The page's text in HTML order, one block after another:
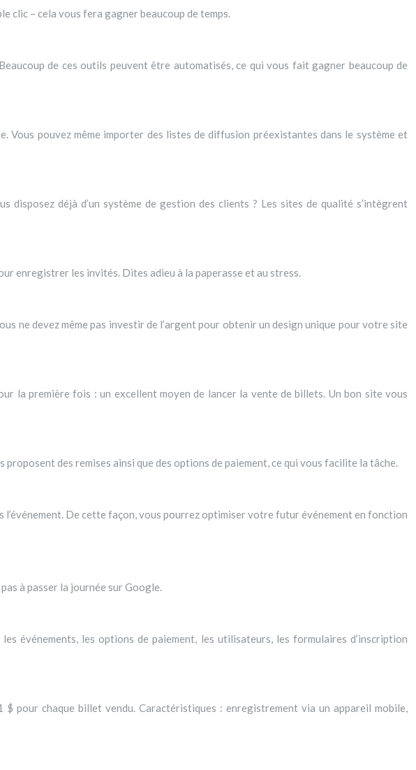
clic – cela vous fera gagner beaucoup de temps.
de ces outils peuvent être automatisés, ce qui vous fait gagner beaucoup de
Vous pouvez même importer des listes de diffusion préexistantes dans le système et
déjà d’un système de gestion des clients ? Les sites de qualité s’intègrent
enregistrer les invités. Dites adieu à la paperasse et au stress.
ne devez même pas investir de l’argent pour obtenir un design unique pour votre site
la première fois : un excellent moyen de lancer la vente de billets. Un bon site vous
des remises ainsi que des options de paiement, ce qui vous facilite la tâche.
De cette façon, vous pourrez optimiser votre futur événement en fonction
à passer la journée sur Google.
événements, les options de paiement, les utilisateurs, les formulaires d’inscription
pour chaque billet vendu. Caractéristiques : enregistrement via un appareil mobile,